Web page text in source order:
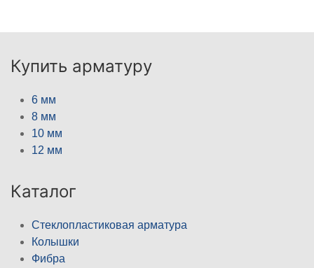
Купить арматуру
6 мм
8 мм
10 мм
12 мм
Каталог
Стеклопластиковая арматура
Колышки
Фибра